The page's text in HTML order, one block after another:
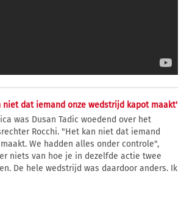
niet dat iemand onze wedstrijd kapot maakt'
was Dusan Tadic woedend over het
Rocchi. "Het kan niet dat iemand
We hadden alles onder controle",
niets van hoe je in dezelfde actie twee
De hele wedstrijd was daardoor anders. Ik